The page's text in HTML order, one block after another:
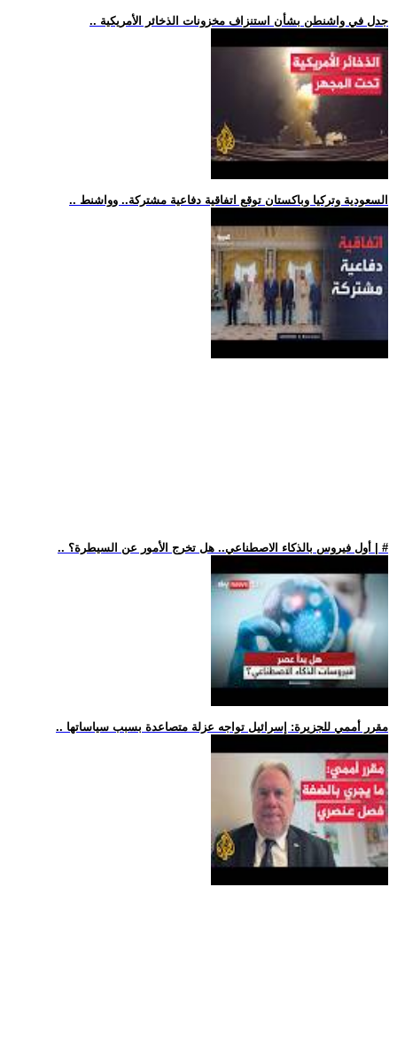
.. جدل في واشنطن بشأن استنزاف مخزونات الذخائر الأمريكية
.. السعودية وتركيا وباكستان توقع اتفاقية دفاعية مشتركة.. وواشنط
.. أول فيروس بالذكاء الاصطناعي.. هل تخرج الأمور عن السيطرة؟ | #
.. مقرر أممي للجزيرة: إسرائيل تواجه عزلة متصاعدة بسبب سياساتها